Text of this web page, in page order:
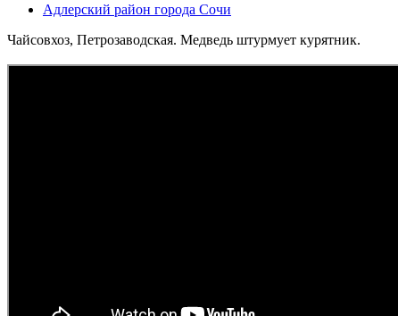
Адлерский район города Сочи
Чайсовхоз, Петрозаводская. Медведь штурмует курятник.